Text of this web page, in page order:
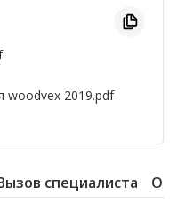
woodvex 2019.pdf
специалиста